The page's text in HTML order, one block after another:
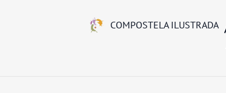
COMPOSTELA ILUSTRADA